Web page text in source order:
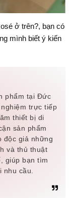
ở trên?, bạn có
mình biết ý kiến
phẩm tại Đức
trực tiếp
thiết bị di
sản phẩm
độc giả những
và thủ thuật
giúp bạn tìm
cầu.